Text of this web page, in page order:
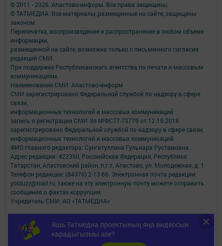
Яшь Татмедиа проектының яңа видеосын
карадыгызмы әле?
© 2011 - 2026. Апастово-информ. Все права защищены.
© ТАТМЕДИА. Все материалы, размещенные на сайте, защищены
законом.
Перепечатка, воспроизведение и распространение в любом объеме
информации,
размещенной на сайте, возможна только с письменного согласия
редакций СМИ.
При поддержке Республиканского агентства по печати и массовым
коммуникациям.
Наименование СМИ: Апастово-информ
СМИ зарегистрировано Федеральной службой по надзору в сфере
связи,
информационных технологий и массовых коммуникаций
запись о регистрации СМИ Эл №ФС77-73779 от 12.10.2018
зарегистрировано Федеральной службой по надзору в сфере связи,
информационных технологий и массовых коммуникаций
ФИО главного редактора: Сунгатуллина Гульнара Рустамовна
Адрес редакции: 422350, Россиийская Федерация, Республика
Татарстан, Апастовский район, п.г.т. Апастово, ул. Молодежная, д. 1
Телефон редакции: (84376) 2-13-66. Электронная почта редакции:
yolduzz@mail.ru, также на эту электронную почту можете отправить
сообщения о фактах коррупции.
Учредитель СМИ: АО «ТАТМЕДИА»
Антикоррупционная политика
АО «ТАТМЕДИА» использует «cookie»для персонализации сервисов и
удобства пользователей сайтом.